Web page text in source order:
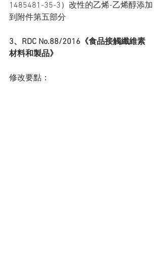
1485481-35-3）改性的乙烯-乙烯醇添加
到附件第五部分
3、RDC No.88/2016《食品接觸纖維素
材料和製品》
修改要點：